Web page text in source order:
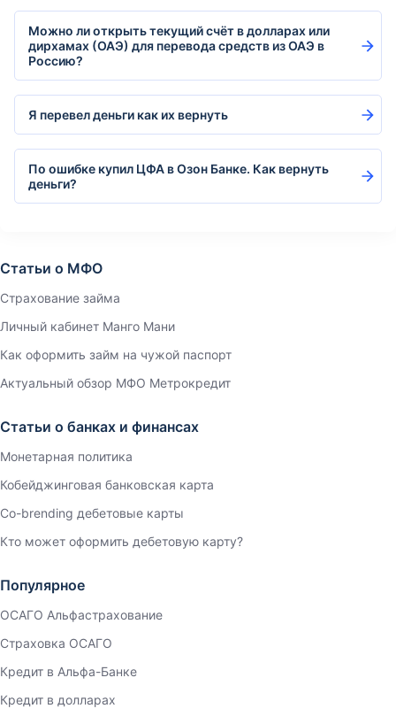
Можно ли открыть текущий счёт в долларах или
дирхамах (ОАЭ) для перевода средств из ОАЭ в
Россию?
Я перевел деньги как их вернуть
По ошибке купил ЦФА в Озон Банке. Как вернуть
деньги?
Статьи о МФО
Страхование займа
Личный кабинет Манго Мани
Как оформить займ на чужой паспорт
Актуальный обзор МФО Метрокредит
Статьи о банках и финансах
Монетарная политика
Кобейджинговая банковская карта
Co-brending дебетовые карты
Кто может оформить дебетовую карту?
Популярное
ОСАГО Альфастрахование
Страховка ОСАГО
Кредит в Альфа-Банке
Кредит в долларах